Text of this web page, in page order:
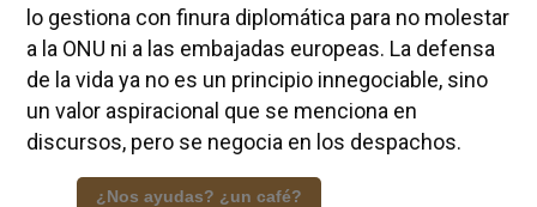
lo gestiona con finura diplomática para no molestar
a la ONU ni a las embajadas europeas. La defensa
de la vida ya no es un principio innegociable, sino
un valor aspiracional que se menciona en
discursos, pero se negocia en los despachos.
¿Nos ayudas? ¿un café?